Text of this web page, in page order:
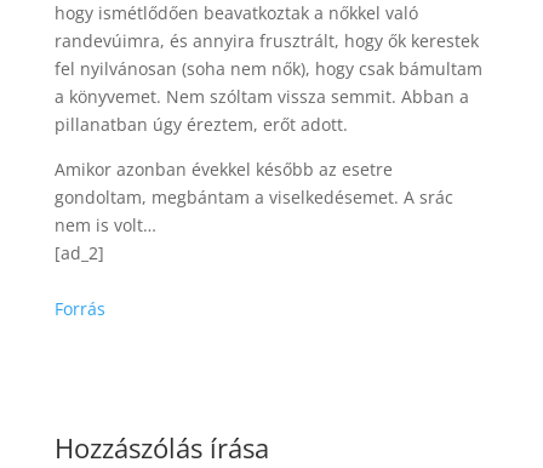
hogy ismétlődően beavatkoztak a nőkkel való
randevúimra, és annyira frusztrált, hogy ők kerestek
fel nyilvánosan (soha nem nők), hogy csak bámultam
a könyvemet. Nem szóltam vissza semmit. Abban a
pillanatban úgy éreztem, erőt adott.
Amikor azonban évekkel később az esetre
gondoltam, megbántam a viselkedésemet. A srác
nem is volt…
[ad_2]
Forrás
Hozzászólás írása